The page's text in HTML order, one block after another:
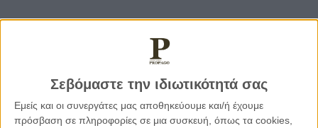
Σεβόμαστε την ιδιωτικότητά σας
Εμείς και οι συνεργάτες μας αποθηκεύουμε και/ή έχουμε
πρόσβαση σε πληροφορίες σε μια συσκευή, όπως τα cookies,
Κέλλυ Καμπάκη
Κέλλυ Καμπάκη: Η μαμά της Έμμας
γράφει για την “ισόβια καταδίκη